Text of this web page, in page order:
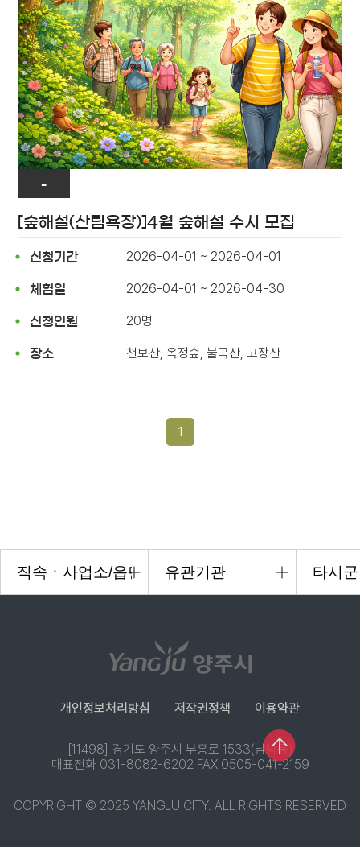
-
[숲해설(산림욕장)]4월 숲해설 수시 모집
신청기간 2026-04-01 ~ 2026-04-01
체험일 2026-04-01 ~ 2026-04-30
신청인원 20명
장소 천보산, 옥정숲, 불곡산, 고장산
1
개인정보처리방침 저작권정책 이용약관
[11498] 경기도 양주시 부흥로 1533(남방동)
대표전화 031-8082-6202 FAX 0505-041-2159
COPYRIGHT © 2025 YANGJU CITY. ALL RIGHTS RESERVED